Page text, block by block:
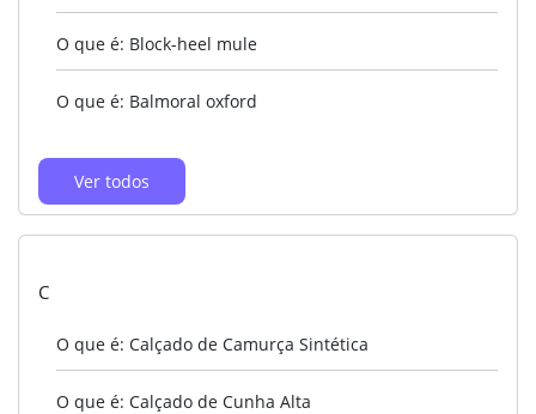
O que é: Block-heel mule
O que é: Balmoral oxford
Ver todos
C
O que é: Calçado de Camurça Sintética
O que é: Calçado de Cunha Alta